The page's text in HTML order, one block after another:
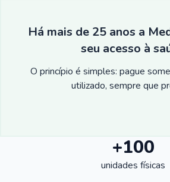
Há mais de 25 anos a
seu acesso à
O princípio é simples: pague
utilizado, sempre que
+100
unidades físicas